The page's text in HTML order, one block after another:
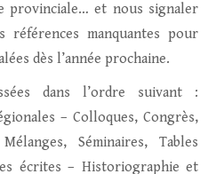
provinciale… et nous signaler
références manquantes pour
dès l’année prochaine.
dans l’ordre suivant :
– Colloques, Congrès,
Séminaires, Tables
écrites – Historiographie et